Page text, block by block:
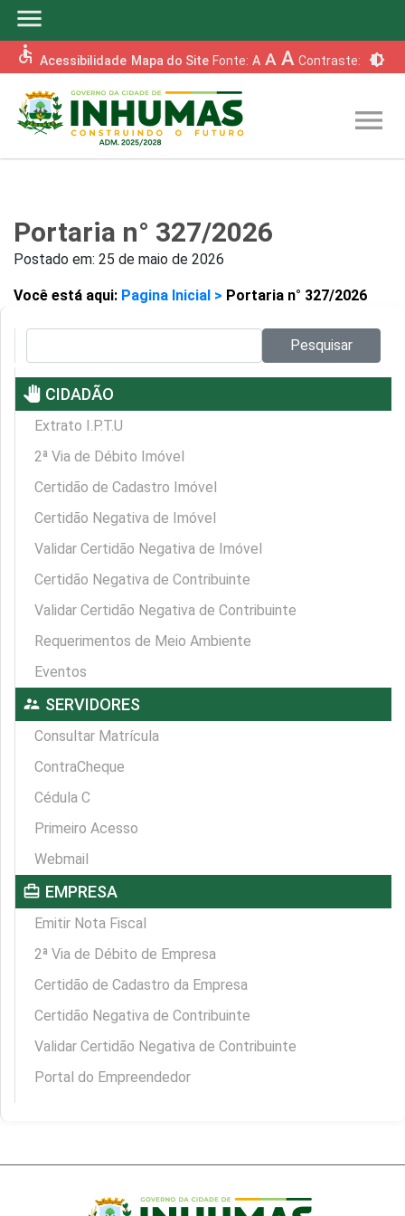
menu
accessible Acessibilidade Mapa do Site Fonte: A A A Contraste: brightness_6
menu
Portaria n° 327/2026
Postado em: 25 de maio de 2026
Você está aqui: Pagina Inicial > Portaria n° 327/2026
Pesquisar
pan_tool CIDADÃO
Extrato I.P.T.U
2ª Via de Débito Imóvel
Certidão de Cadastro Imóvel
Certidão Negativa de Imóvel
Validar Certidão Negativa de Imóvel
Certidão Negativa de Contribuinte
Validar Certidão Negativa de Contribuinte
Requerimentos de Meio Ambiente
Eventos
supervisor_account SERVIDORES
Consultar Matrícula
ContraCheque
Cédula C
Primeiro Acesso
Webmail
card_travel EMPRESA
Emitir Nota Fiscal
2ª Via de Débito de Empresa
Certidão de Cadastro da Empresa
Certidão Negativa de Contribuinte
Validar Certidão Negativa de Contribuinte
Portal do Empreendedor